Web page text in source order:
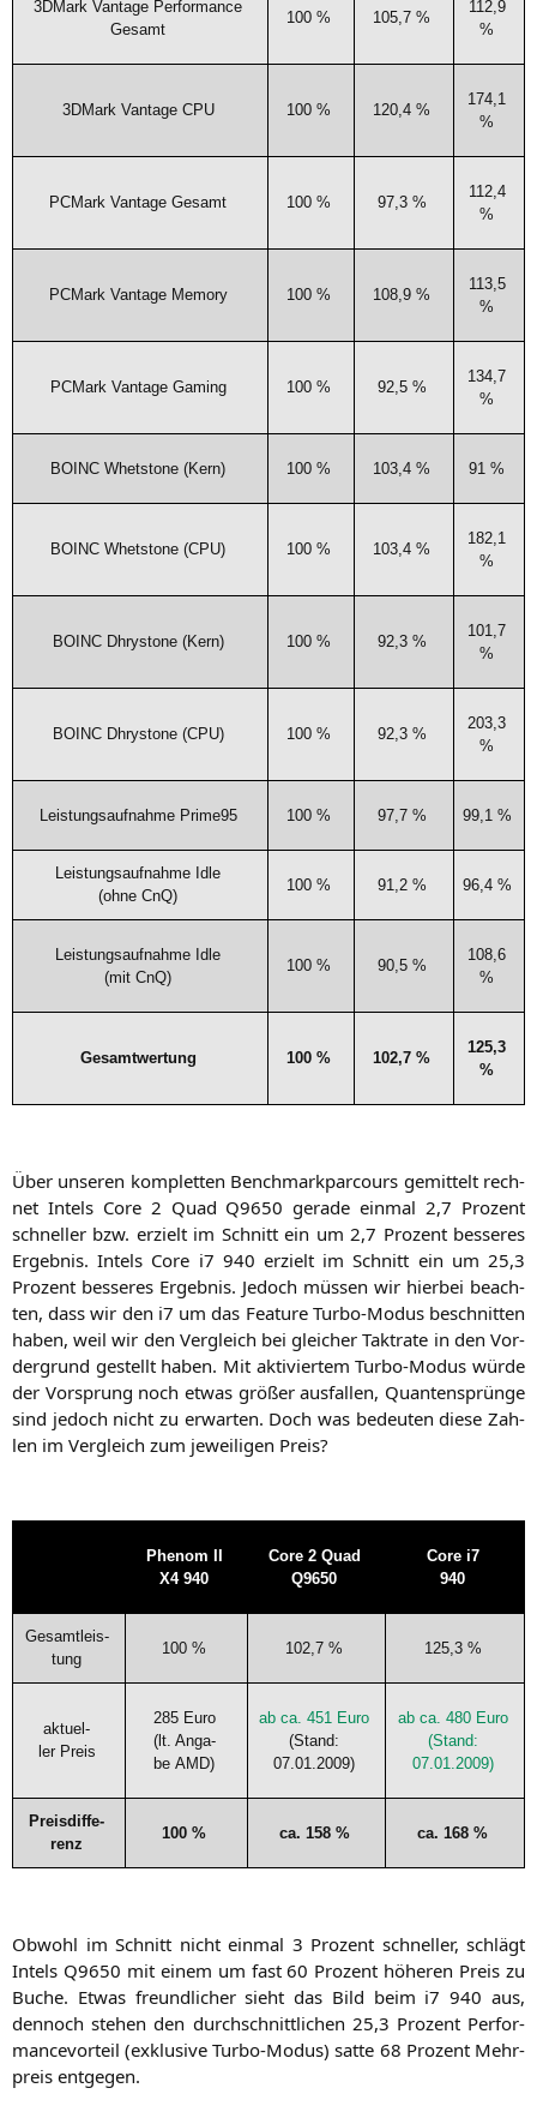
3DMark Van­ta­ge Per­for­mance
Gesamt
100 % 105,7 %
112,9
%
3DMark Van­ta­ge CPU 100 % 120,4 %
174,1
%
PCMark Van­ta­ge Gesamt 100 % 97,3 %
112,4
%
PCMark Van­ta­ge Memory 100 % 108,9 %
113,5
%
PCMark Van­ta­ge Gaming 100 % 92,5 %
134,7
%
BOINC Whe­ts­tone (Kern) 100 % 103,4 % 91 %
BOINC Whe­ts­tone (CPU) 100 % 103,4 %
182,1
%
BOINCDhrys­tone (Kern) 100 % 92,3 %
101,7
%
BOINCDhrys­tone (CPU) 100 % 92,3 %
203,3
%
Leis­tungs­auf­nah­me Prime95 100 % 97,7 % 99,1 %
Leis­tungs­auf­nah­me Idle
(ohne CnQ)
100 % 91,2 % 96,4 %
Leis­tungs­auf­nah­me Idle
(mit CnQ)
100 % 90,5 %
108,6
%
Gesamt­wer­tung 100 % 102,7 %
125,3
%
Über unse­ren kom­plet­ten Bench­mark­par­cours gemit­telt rech­
net Intels Core 2 Quad Q9650 gera­de ein­mal 2,7 Pro­zent
schnel­ler bzw. erzielt im Schnitt ein um 2,7 Pro­zent bes­se­res
Ergeb­nis. Intels Core i7 940 erzielt im Schnitt ein um 25,3
Pro­zent bes­se­res Ergeb­nis. Jedoch müs­sen wir hier­bei beach­
ten, dass wir den i7 um das Fea­ture Tur­bo-Modus beschnit­ten
haben, weil wir den Ver­gleich bei glei­cher Takt­ra­te in den Vor­
der­grund gestellt haben. Mit akti­vier­tem Tur­bo-Modus wür­de
der Vor­sprung noch etwas grö­ßer aus­fal­len, Quan­ten­sprün­ge
sind jedoch nicht zu erwar­ten. Doch was bedeu­ten die­se Zah­
len im Ver­gleich zum jewei­li­gen Preis?
Phe­nom
X4940
Core 2 Quad
Q9650
Core i7
940
Gesamt­leis­
tung
100 % 102,7 % 125,3 %
aktu­el­
ler Preis
285 Euro
(lt. Anga­
be AMD)
ab ca. 451 Euro
(Stand:
07.01.2009)
ab ca. 480 Euro
(Stand:
07.01.2009)
Preis­dif­fe­
renz
100 % ca. 158 % ca. 168 %
Obwohl im Schnitt nicht ein­mal 3 Pro­zent schnel­ler, schlägt
Intels Q9650 mit einem um fast 60 Pro­zent höhe­ren Preis zu
Buche. Etwas freund­li­cher sieht das Bild beim i7 940 aus,
den­noch ste­hen den durch­schnitt­li­chen 25,3 Pro­zent Per­for­
mance­vor­teil (exklu­si­ve Tur­bo-Modus) sat­te 68 Pro­zent Mehr­
preis entgegen.